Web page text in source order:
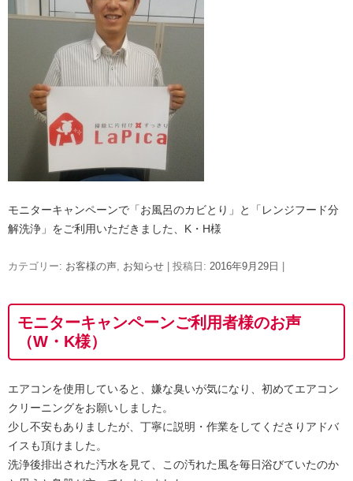
モニターキャンペーンで「お風呂のカビとり」と「レンジフード分
解洗浄」をご利用いただきました、K・H様
カテゴリー: お客様の声 お知らせ | 投稿日: 2016年9月29日
モニターキャンペーンご利用者様のお声
（W・K様）
エアコンを使用していると、嫌な臭いが気になり、初めてエアコン
クリーニングをお願いしました。
少し不安もありましたが、丁寧に説明・作業をしてくださりアドバ
イスも頂けました。
洗浄後排出された汚水を見て、この汚れた風を毎日浴びていたのか